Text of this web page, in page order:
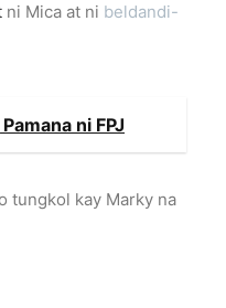
ni Mica at ni beldandi-
ni FPJ
tungkol kay Marky na